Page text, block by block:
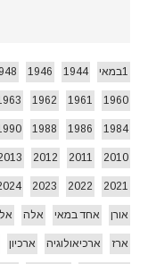
1במאי 1944
1946
1960
1961
1962
1984
1986
1988
2010
2011
2012
2021
2022
2023
אורן אחד במאי אלה
ארז ארכיאולוגיה ארכיון